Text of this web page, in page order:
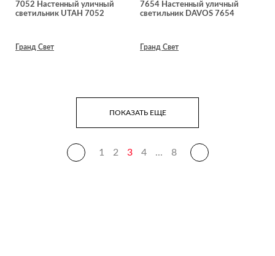
7052 Настенный уличный
светильник UTAH 7052
Гранд Свет
7654 Настенный уличный
светильник DAVOS 7654
Гранд Свет
ПОКАЗАТЬ ЕЩЕ
1 2 3 4 ... 8